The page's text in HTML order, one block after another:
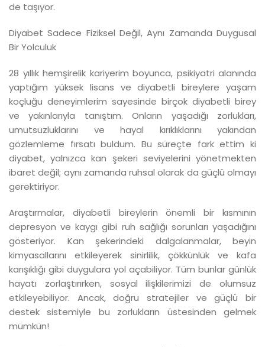
de taşıyor.
Diyabet Sadece Fiziksel Değil, Aynı Zamanda Duygusal
Bir Yolculuk
28 yıllık hemşirelik kariyerim boyunca, psikiyatri alanında
yaptığım yüksek lisans ve diyabetli bireylere yaşam
koçluğu deneyimlerim sayesinde birçok diyabetli birey
ve yakınlarıyla tanıştım. Onların yaşadığı zorlukları,
umutsuzluklarını ve hayal kırıklıklarını yakından
gözlemleme fırsatı buldum. Bu süreçte fark ettim ki
diyabet, yalnızca kan şekeri seviyelerini yönetmekten
ibaret değil; aynı zamanda ruhsal olarak da güçlü olmayı
gerektiriyor.
Araştırmalar, diyabetli bireylerin önemli bir kısmının
depresyon ve kaygı gibi ruh sağlığı sorunları yaşadığını
gösteriyor. Kan şekerindeki dalgalanmalar, beyin
kimyasallarını etkileyerek sinirlilik, çökkünlük ve kafa
karışıklığı gibi duygulara yol açabiliyor. Tüm bunlar günlük
hayatı zorlaştırırken, sosyal ilişkilerimizi de olumsuz
etkileyebiliyor. Ancak, doğru stratejiler ve güçlü bir
destek sistemiyle bu zorlukların üstesinden gelmek
mümkün!